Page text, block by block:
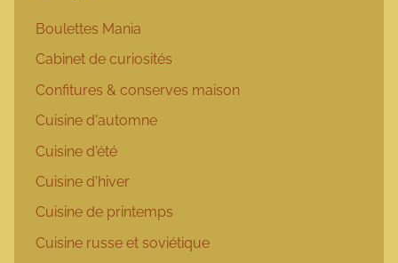
Boulettes Mania
Cabinet de curiosités
Confitures & conserves maison
Cuisine d'automne
Cuisine d'été
Cuisine d'hiver
Cuisine de printemps
Cuisine russe et soviétique